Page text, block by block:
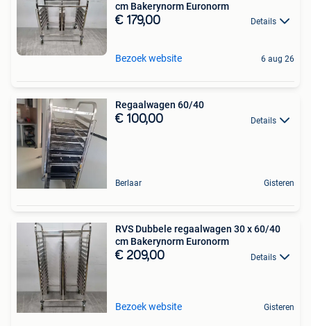
cm Bakerynorm Euronorm
€ 179,00 Details
Bezoek website 6 aug 26
Regaalwagen 60/40
€ 100,00 Details
Berlaar Gisteren
RVS Dubbele regaalwagen 30 x 60/40
cm Bakerynorm Euronorm
€ 209,00 Details
Bezoek website Gisteren